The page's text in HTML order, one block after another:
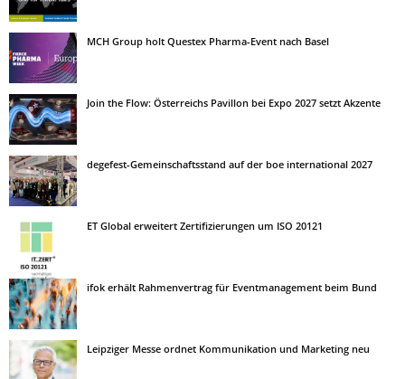
MCH Group holt Questex Pharma-Event nach Basel
Join the Flow: Österreichs Pavillon bei Expo 2027 setzt Akzente
degefest-Gemeinschaftsstand auf der boe international 2027
ET Global erweitert Zertifizierungen um ISO 20121
ifok erhält Rahmenvertrag für Eventmanagement beim Bund
Leipziger Messe ordnet Kommunikation und Marketing neu